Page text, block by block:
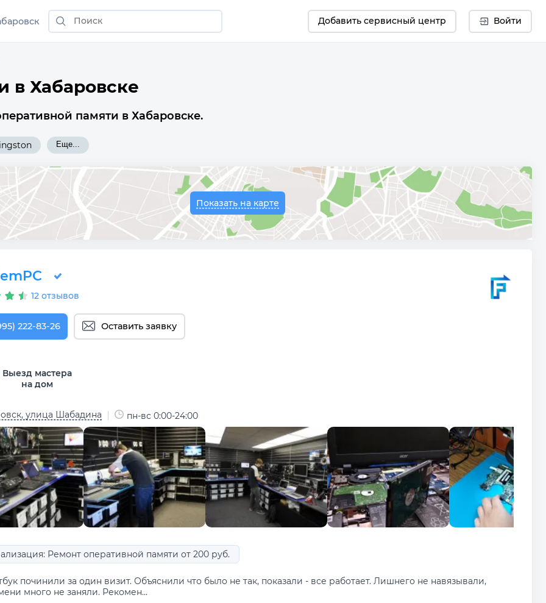
Добавить сервисный центр Войти
в Хабаровске
памяти в Хабаровске.
Еще...
Показать на карте
12 отзывов
222-83-26 Оставить заявку
Выезд мастера
на дом
улица Шабадина пн-вс 0:00-24:00
Ремонт оперативной памяти от 200 руб.
починили за один визит. Объяснили что было не так, показали - все работает. Лишнего не навязывали,
много не заняли. Рекомен...